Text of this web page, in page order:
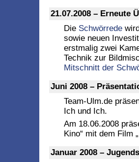
21.07.2008 – Erneute
Die Schwörrede
sowie neuen
erstmalig zwei
Technik zur
Mitschnitt der
Juni 2008 –
Team-Ulm.de
Ich und Ich.
Am 18.06.2008
Kino“ mit dem Film
Januar 2008 –